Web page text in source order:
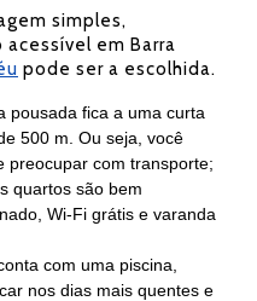
simples,
em Barra
pode ser a escolhida.
pousada fica a uma curta
500 m. Ou seja, você
preocupar com transporte;
quartos são bem
Wi-Fi grátis e varanda
com uma piscina,
nos dias mais quentes e